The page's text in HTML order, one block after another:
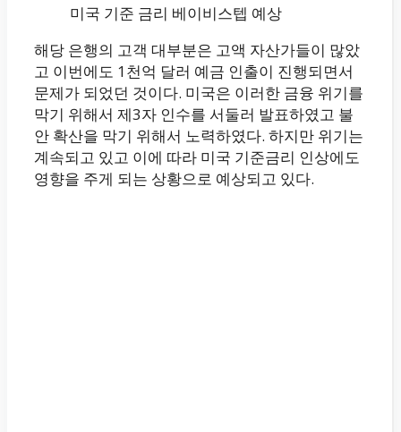
미국 기준 금리 베이비스텝 예상
해당 은행의 고객 대부분은 고액 자산가들이 많았
고 이번에도 1천억 달러 예금 인출이 진행되면서
문제가 되었던 것이다. 미국은 이러한 금융 위기를
막기 위해서 제3자 인수를 서둘러 발표하였고 불
안 확산을 막기 위해서 노력하였다. 하지만 위기는
계속되고 있고 이에 따라 미국 기준금리 인상에도
영향을 주게 되는 상황으로 예상되고 있다.